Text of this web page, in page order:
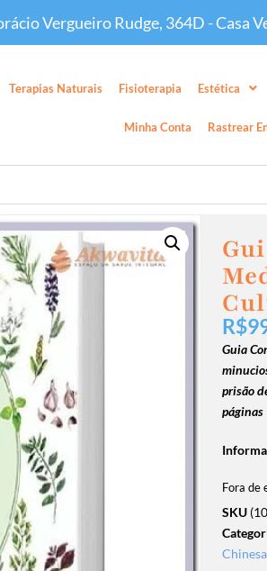
Vergueiro Rudge, 364D - Casa
Terapias Naturais Fisioterapia Estética
Minha Conta Rastrear
R$
Guia
prisão
páginas
Fora de
SKU
Chinesa